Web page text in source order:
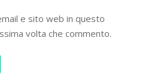
e sito web in questo
volta che commento.